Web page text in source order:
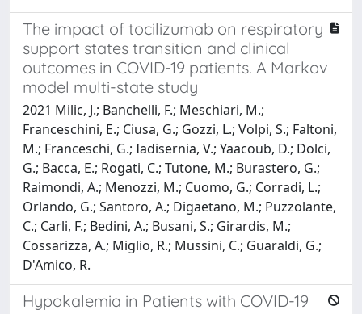
The impact of tocilizumab on respiratory
support states transition and clinical
outcomes in COVID-19 patients. A Markov
model multi-state study
2021 Milic, J.; Banchelli, F.; Meschiari, M.;
Franceschini, E.; Ciusa, G.; Gozzi, L.; Volpi, S.; Faltoni,
M.; Franceschi, G.; Iadisernia, V.; Yaacoub, D.; Dolci,
G.; Bacca, E.; Rogati, C.; Tutone, M.; Burastero, G.;
Raimondi, A.; Menozzi, M.; Cuomo, G.; Corradi, L.;
Orlando, G.; Santoro, A.; Digaetano, M.; Puzzolante,
C.; Carli, F.; Bedini, A.; Busani, S.; Girardis, M.;
Cossarizza, A.; Miglio, R.; Mussini, C.; Guaraldi, G.;
D'Amico, R.
Hypokalemia in Patients with COVID-19